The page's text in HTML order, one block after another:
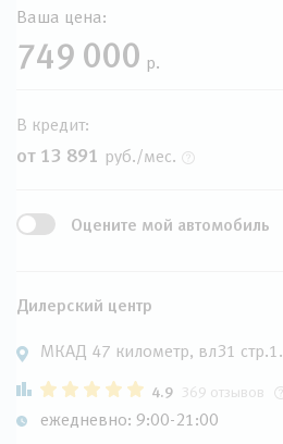
Ваша цена:
749 000 р.
В кредит:
от 13 891 руб./мес.
Оцените мой автомобиль
Дилерский центр
МКАД 47 километр, вл31 стр.1.
4.9 369 отзывов
ежедневно: 9:00-21:00